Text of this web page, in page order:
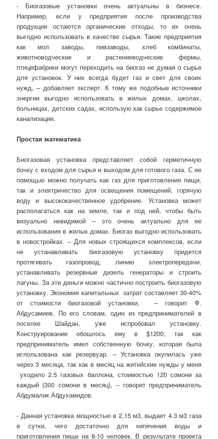
- Биогазовые установки очень актуальны в бизнесе.
Например, если у предприятия после производства
продукции остаются органические отходы, то их очень
выгодно использовать в качестве сырья. Такие предприятия
как мол заводы, пивзаводы, хлеб комбинаты,
животноводческие и растениеводческие фермы,
птицефабрики могут переходить на биогаз не думая о сырье
для установок. У них всегда будет газ и свет для своих
нужд, – добавляет эксперт. К тому же подобные источники
энергии выгодно использовать в жилых домах, школах,
больницах, детских садах, использую как сырье содержимое
канализации.
Простая математика
Биогазовая установка представляет собой герметичную
бочку с входом для сырья и выходом для готового газа. С ее
помощью можно получать как газ для приготовления пищи,
так и электричество для освещения помещений, горячую
воду и высококачественное удобрение. Установка может
располагаться как на земле, так и под ней, чтобы быть
визуально невидимой – это очень актуально для ее
использования в жилых домах. Биогаз выгодно использовать
в новостройках. – Для новых строящихся комплексов, если
не устанавливать биогазовую установку придется
протягивать газопровод, линию электропередачи,
устанавливать резервные дизель генераторы и строить
лагуны. За эти деньги можно частично построить биогазовую
установку. Экономия капитальных затрат составляет 30-40%
от стоимости биогазовой установки, – говорит Ф.
Абдусамиев. По его словам, один из предпринимателей в
поселке Шайдан, уже испробовал установку.
Конструирование обошлось ему в $1200, так как
предприниматель имел собственную бочку, которая была
использована как резервуар. – Установка окупилась уже
через 3 месяца, так как в месяц на житейские нужды у меня
уходило 2.5 газовых баллона, стоимостью 120 сомони за
каждый (300 сомони в месяц), – говорит предприниматель
Абдумалик Абдухамидов.
- Данная установка мощностью в 2,15 м3, выдает 4.3 м3 газа
в сутки, чего достаточно для кипячения воды и
приготовления пищи на 8-10 человек. В результате проекта